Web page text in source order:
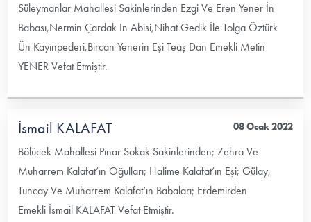
Süleymanlar Mahallesi Sakinlerinden Ezgi Ve Eren Yener İn
Babası,Nermin Çardak In Abisi,Nihat Gedik İle Tolga Öztürk
Ün Kayınpederi,Bircan Yenerin Eşi Teaş Dan Emekli Metin
YENER Vefat Etmiştir.
İsmail KALAFAT 08 Ocak 2022
Bölücek Mahallesi Pınar Sokak Sakinlerinden; Zehra Ve
Muharrem Kalafat’ın Oğulları; Halime Kalafat’ın Eşi; Gülay,
Tuncay Ve Muharrem Kalafat’ın Babaları; Erdemirden
Emekli İsmail KALAFAT Vefat Etmiştir.